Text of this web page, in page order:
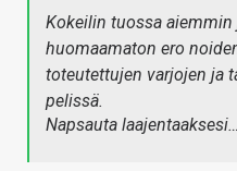
Kokeilin tuossa aiemmin
huomaamaton ero
toteutettujen varjojen ja
pelissä.
Napsauta laajentaaksesi…